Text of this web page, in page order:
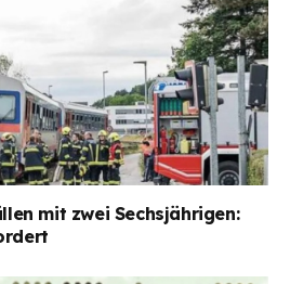
mit zwei Sechsjährigen: